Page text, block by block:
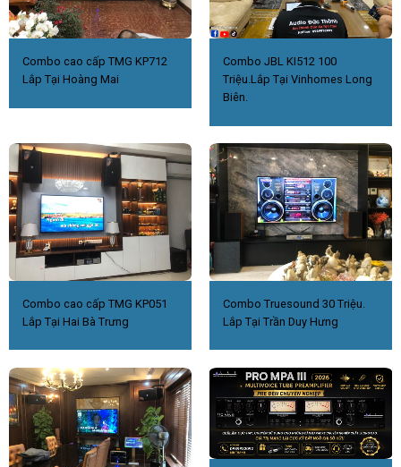
Combo cao cấp TMG KP712
Lắp Tại Hoàng Mai
Combo JBL KI512 100
Triệu.Lắp Tại Vinhomes Long
Biên.
Combo cao cấp TMG KP051
Lắp Tại Hai Bà Trưng
Combo Truesound 30 Triệu.
Lắp Tại Trần Duy Hưng